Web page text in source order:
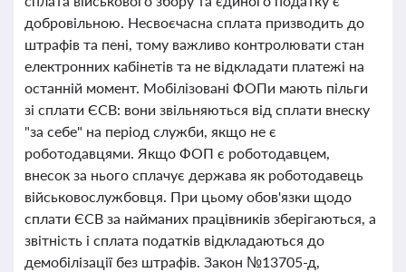
добровільною. Несвоєчасна сплата призводить до
штрафів та пені, тому важливо контролювати стан
електронних кабінетів та не відкладати платежі на
останній момент. Мобілізовані ФОПи мають пільги
зі сплати ЄСВ: вони звільняються від сплати внеску
"за себе" на період служби, якщо не є
роботодавцями. Якщо ФОП є роботодавцем,
внесок за нього сплачує держава як роботодавець
військовослужбовця. При цьому обов'язки щодо
сплати ЄСВ за найманих працівників зберігаються, а
звітність і сплата податків відкладаються до
демобілізації без штрафів. Закон №13705-д,